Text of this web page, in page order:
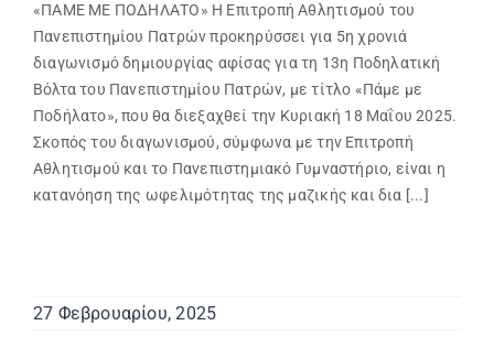
«ΠΑΜΕ ΜΕ ΠΟΔΗΛΑΤΟ» Η Επιτροπή Αθλητισμού του
Πανεπιστημίου Πατρών προκηρύσσει για 5η χρονιά
διαγωνισμό δημιουργίας αφίσας για τη 13η Ποδηλατική
Βόλτα του Πανεπιστημίου Πατρών, με τίτλο «Πάμε με
Ποδήλατο», που θα διεξαχθεί την Κυριακή 18 Μαΐου 2025.
Σκοπός του διαγωνισμού, σύμφωνα με την Επιτροπή
Αθλητισμού και το Πανεπιστημιακό Γυμναστήριο, είναι η
κατανόηση της ωφελιμότητας της μαζικής και δια [...]
27 Φεβρουαρίου, 2025